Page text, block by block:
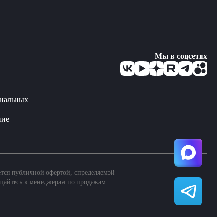
Мы в соцсетях
публичной офертой, определяемой
к менеджерам по продажам.